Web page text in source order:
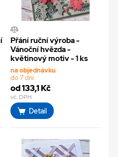
Přání ruční výroba -
Vánoční hvězda -
květinový motiv - 1 ks
na objednávku
do 7 dní
od 133,1 Kč
vč. DPH
Detail